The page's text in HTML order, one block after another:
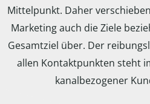
Mittelpunkt. Daher
Marketing auch die Ziele
Gesamtziel über. Der
allen Kontaktpunkten steht
kanalbezogener